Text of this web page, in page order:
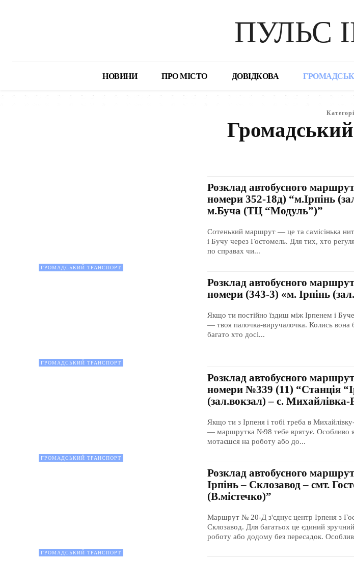
ПУЛЬС
НОВИНИ ПРО МІСТО ДОВІДКОВА
ГРОМАДСЬКИЙ ТРАНСПОРТ
Розклад автобусного
номери 352-18д) “м.Ірпінь
м.Буча (ТЦ “Модуль”)”
Сотенький маршрут — це та самісінька
і Бучу через Гостомель. Для тих, хто
по справах чи...
ГРОМАДСЬКИЙ ТРАНСПОРТ
Розклад автобусного
номери (343-3) «м. Ірпінь
Якщо ти постійно їздиш між Ірпенем і
— твоя палочка-виручалочка. Колись вона
багато хто досі...
ГРОМАДСЬКИЙ ТРАНСПОРТ
Розклад автобусного
номери №339 (11) “Станція
(зал.вокзал) – с. Михайлівка-
Якщо ти з Ірпеня і тобі треба в
— маршрутка №98 тебе врятує. Особливо
мотаєшся на роботу або до...
ГРОМАДСЬКИЙ ТРАНСПОРТ
Розклад автобусного
Ірпінь – Склозавод – смт.
(В.містечко)”
Маршрут № 20-Д з'єднує центр Ірпеня з
Склозавод. Для багатьох це єдиний зручний
роботу або додому без пересадок.